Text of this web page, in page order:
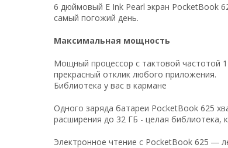
6 дюймовый Е Ink Pearl экран PocketBook
самый погожий день.
Максимальная мощность
Мощный процессор с тактовой частотой
прекрасный отклик любого приложения.
Библиотека у вас в кармане
Одного заряда батареи PocketBook 625
расширения до 32 ГБ - целая библиотека,
Электронное чтение c PocketBook 625 ―